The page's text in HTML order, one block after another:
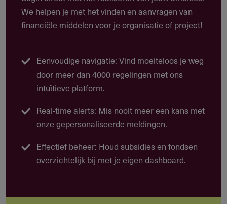
Christengroepen in Centraal- en Oost Europa
Roze vieringen op Roze Zaterdag
homomonument, elk jaar op 4 mei in Amsterdam
Diverse themadagen van het LKP
relatie hebben met de christelijke LHBT-beweging
Boekpresentaties, zoals voor het boekje Coming out
churches.
Doelgroep
We helpen je met het vinden en aanvragen van
financiële middelen voor je organisatie of project!
Eenvoudige navigatie: Vind moeiteloos je weg
door meer dan 4000 regelingen met ons
intuïtieve platform.
Real-time alerts: Mis nooit meer een kans met
onze gepersonaliseerde meldingen.
Effectief beheer: Houd subsidies en fondsen
overzichtelijk bij met je eigen dashboard.